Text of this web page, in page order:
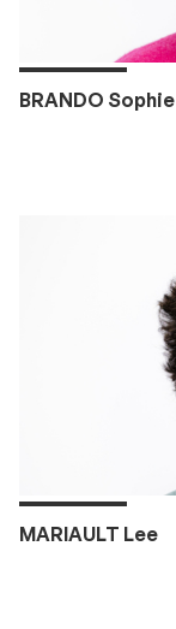
BRANDO Sophie
MARIAULT Lee